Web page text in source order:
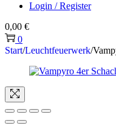
Login / Register
0,00 €
0
Start/Leuchtfeuerwerk/